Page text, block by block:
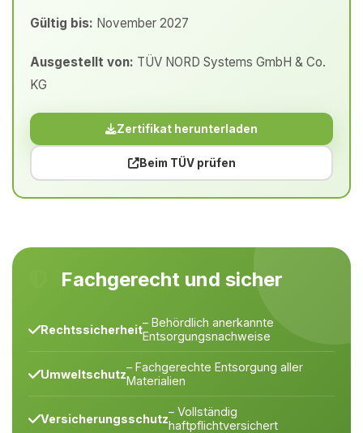
Gültig bis: November 2027
Ausgestellt von: TÜV NORD Systems GmbH & Co.
KG
Zertifikat herunterladen
Beim TÜV prüfen
Fachgerecht und sicher
Rechtssicherheit– Behördlich anerkannte
Entsorgungsnachweise
Umweltschutz– Fachgerechte Entsorgung aller
Materialien
Versicherungsschutz– Vollständig
haftpflichtversichert